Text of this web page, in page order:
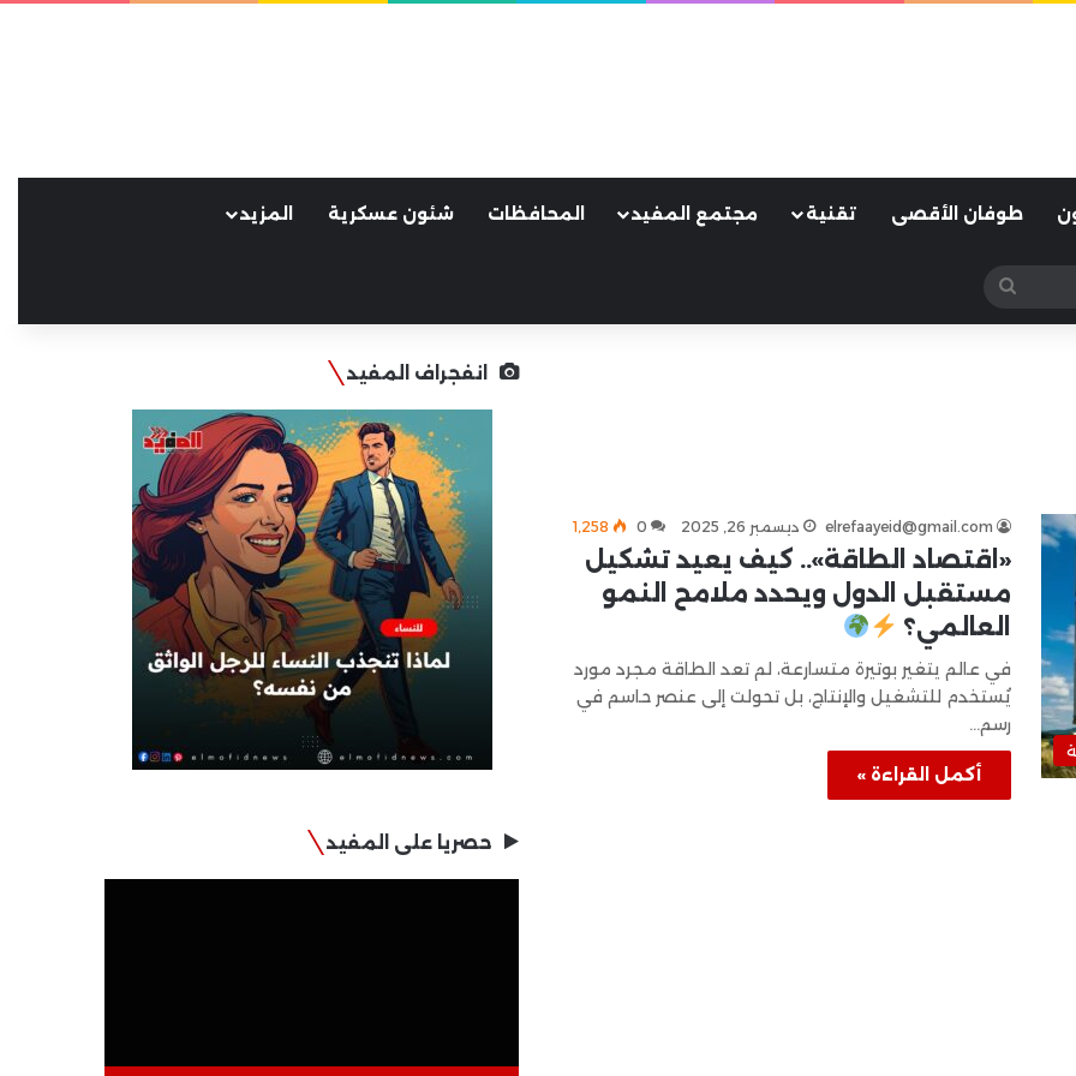
طوفان الأقصى تقنية مجتمع المفيد المحافظات شئون عسكرية المزيد
بحث
عن
elrefaayeid@gmail.com ديسمبر 26, 2025 0 1٬258
«اقتصاد الطاقة».. كيف يعيد تشكيل
مستقبل الدول ويحدد ملامح النمو
العالمي؟
في عالم يتغير بوتيرة متسارعة، لم تعد الطاقة مجرد مورد
يُستخدم للتشغيل والإنتاج، بل تحولت إلى عنصر حاسم في
رسم…
أكمل القراءة »
انفجراف المفيد
حصريا على المفيد